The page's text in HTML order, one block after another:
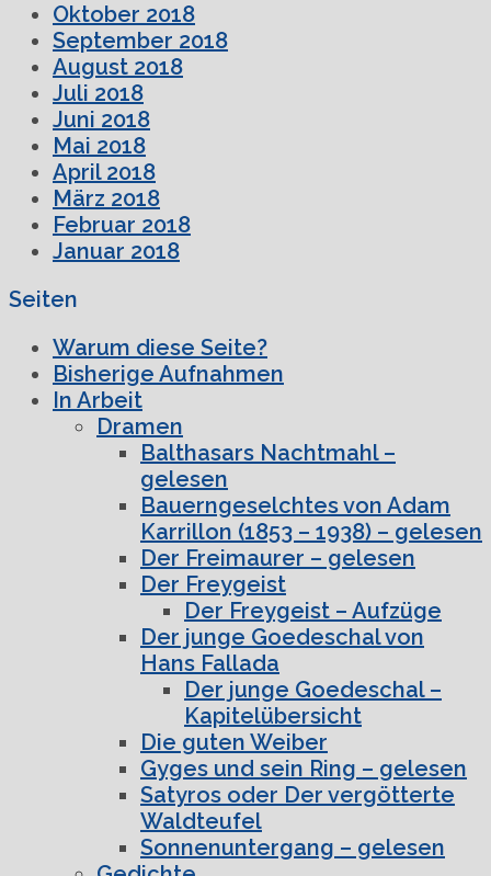
Oktober 2018
September 2018
August 2018
Juli 2018
Juni 2018
Mai 2018
April 2018
März 2018
Februar 2018
Januar 2018
Seiten
Warum diese Seite?
Bisherige Aufnahmen
In Arbeit
Dramen
Balthasars Nachtmahl –
gelesen
Bauerngeselchtes von Adam
Karrillon (1853 – 1938) – gelesen
Der Freimaurer – gelesen
Der Freygeist
Der Freygeist – Aufzüge
Der junge Goedeschal von
Hans Fallada
Der junge Goedeschal –
Kapitelübersicht
Die guten Weiber
Gyges und sein Ring – gelesen
Satyros oder Der vergötterte
Waldteufel
Sonnenuntergang – gelesen